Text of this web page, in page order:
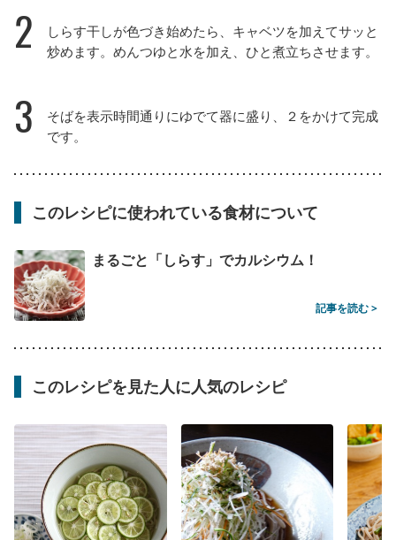
2
しらす干しが色づき始めたら、キャベツを加えてサッと
炒めます。めんつゆと水を加え、ひと煮立ちさせます。
3
そばを表示時間通りにゆでて器に盛り、２をかけて完成
です。
このレシピに使われている食材について
まるごと「しらす」でカルシウム！
記事を読む >
このレシピを見た人に人気のレシピ